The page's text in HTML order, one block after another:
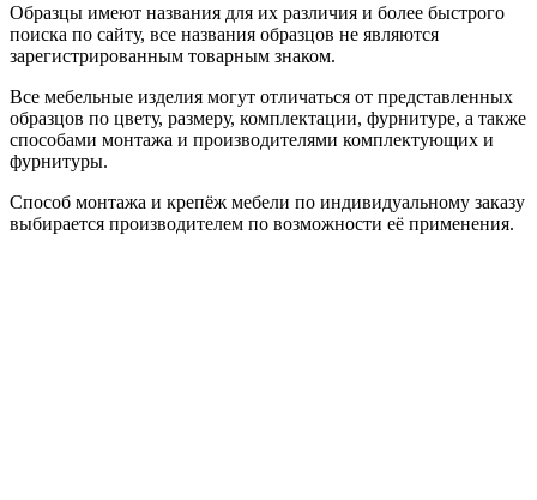
Образцы имеют названия для их различия и более быстрого
поиска по сайту, все названия образцов не являются
зарегистрированным товарным знаком.
Все мебельные изделия могут отличаться от представленных
образцов по цвету, размеру, комплектации, фурнитуре, а также
способами монтажа и производителями комплектующих и
фурнитуры.
Способ монтажа и крепёж мебели по индивидуальному заказу
выбирается производителем по возможности её применения.